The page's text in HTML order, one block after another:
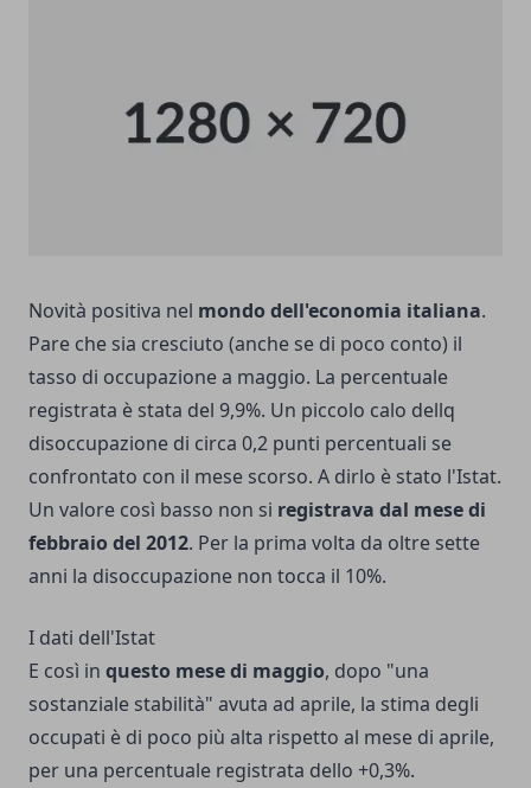
Novità positiva nel mondo dell'economia italiana.
Pare che sia cresciuto (anche se di poco conto) il
tasso di occupazione a maggio. La percentuale
registrata è stata del 9,9%. Un piccolo calo dellq
disoccupazione di circa 0,2 punti percentuali se
confrontato con il mese scorso. A dirlo è stato l'Istat.
Un valore così basso non si registrava dal mese di
febbraio del 2012. Per la prima volta da oltre sette
anni la disoccupazione non tocca il 10%.
I dati dell'Istat
E così in questo mese di maggio, dopo "una
sostanziale stabilità" avuta ad aprile, la stima degli
occupati è di poco più alta rispetto al mese di aprile,
per una percentuale registrata dello +0,3%.